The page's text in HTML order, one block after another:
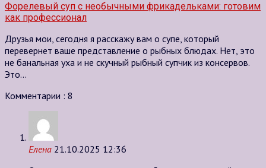
Форелевый суп с необычными фрикадельками: готовим
как профессионал
Друзья мои, сегодня я расскажу вам о супе, который
перевернет ваше представление о рыбных блюдах. Нет, это
не банальная уха и не скучный рыбный супчик из консервов.
Это…
Комментарии : 8
Елена 21.10.2025 12:36